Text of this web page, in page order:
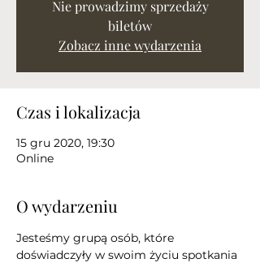
Nie prowadzimy sprzedaży
biletów
Zobacz inne wydarzenia
Czas i lokalizacja
15 gru 2020, 19:30
Online
O wydarzeniu
Jesteśmy grupą osób, które
doświadczyły w swoim życiu spotkania